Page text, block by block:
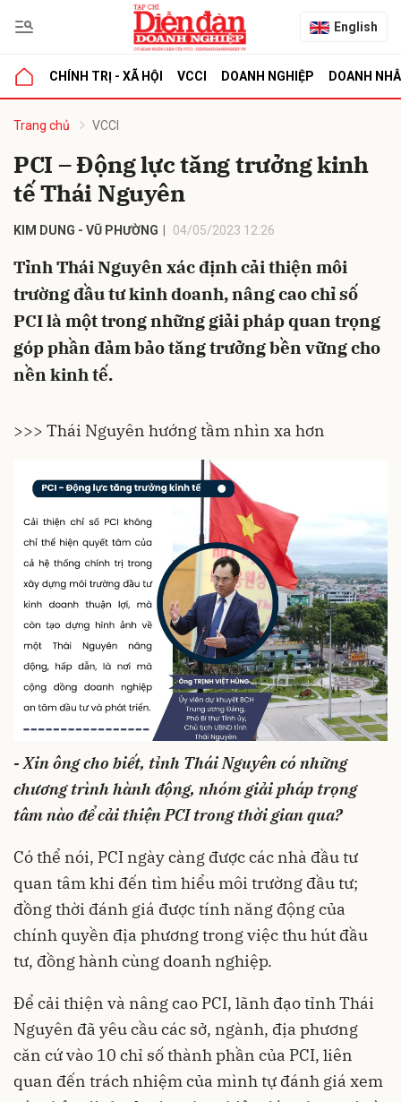
English
CHÍNH TRỊ - XÃ HỘI VCCI DOANH NGHIỆP DOANH
Trang chủ VCCI
PCI – Động lực tăng trưởng kinh
tế Thái Nguyên
KIM DUNG - VŨ PHƯỜNG 04/05/2023 12:26
Tỉnh Thái Nguyên xác định cải thiện môi
trường đầu tư kinh doanh, nâng cao chỉ số
PCI là một trong những giải pháp quan trọng
góp phần đảm bảo tăng trưởng bền vững cho
nền kinh tế.
>>> Thái Nguyên hướng tầm nhìn xa hơn
- Xin ông cho biết, tỉnh Thái Nguyên có những
chương trình hành động, nhóm giải pháp trọng
tâm nào để cải thiện PCI trong thời gian qua?
Có thể nói, PCI ngày càng được các nhà đầu tư
quan tâm khi đến tìm hiểu môi trường đầu tư;
đồng thời đánh giá được tính năng động của
chính quyền địa phương trong việc thu hút đầu
tư, đồng hành cùng doanh nghiệp.
Để cải thiện và nâng cao PCI, lãnh đạotỉnh Thái
Nguyên đã yêu cầu các sở, ngành, địa phương
căn cứ vào 10 chỉ số thành phần của PCI, liên
quan đến trách nhiệm của mình tự đánh giá xem
luận
Hủy